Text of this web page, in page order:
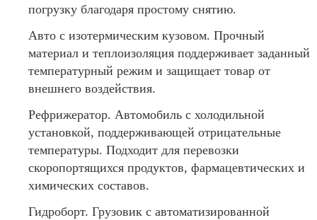
погрузку благодаря простому снятию.
Авто с изотермическим кузовом. Прочный
материал и теплоизоляция поддерживает заданный
температурный режим и защищает товар от
внешнего воздействия.
Рефрижератор. Автомобиль с холодильной
установкой, поддерживающей отрицательные
температуры. Подходит для перевозки
скоропортящихся продуктов, фармацевтических и
химических составов.
Гидроборт. Грузовик с автоматизированной